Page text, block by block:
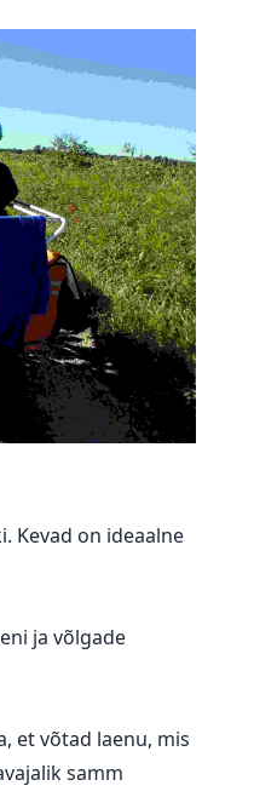
Kevad on ideaalne
ja võlgade
et võtad laenu, mis
samm